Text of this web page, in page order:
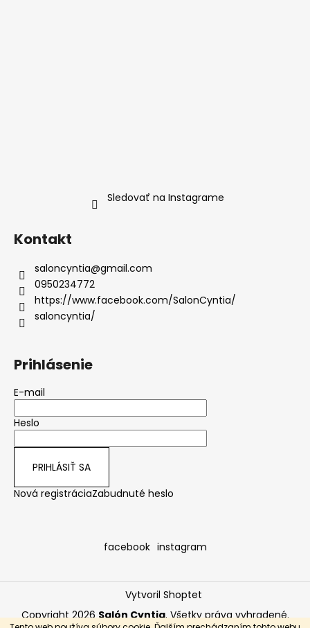
Sledovať na Instagrame
Kontakt
saloncyntia@gmail.com
0950234772
https://www.facebook.com/SalonCyntia/
saloncyntia/
Prihlásenie
E-mail
Heslo
PRIHLÁSIŤ SA
Nová registráciaZabudnuté heslo
facebook instagram
Vytvoril Shoptet
Copyright 2026Salón Cyntia. Všetky práva vyhradené.